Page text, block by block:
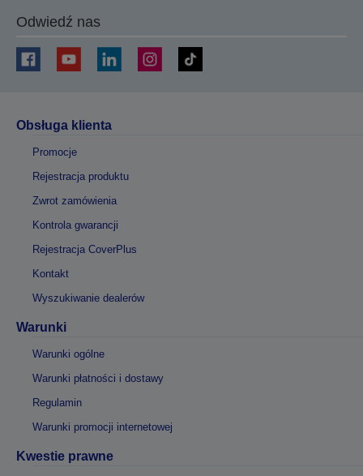
Odwiedź nas
Obsługa klienta
Promocje
Rejestracja produktu
Zwrot zamówienia
Kontrola gwarancji
Rejestracja CoverPlus
Kontakt
Wyszukiwanie dealerów
Warunki
Warunki ogólne
Warunki płatności i dostawy
Regulamin
Warunki promocji internetowej
Kwestie prawne